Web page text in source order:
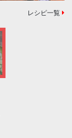
レシピ一覧